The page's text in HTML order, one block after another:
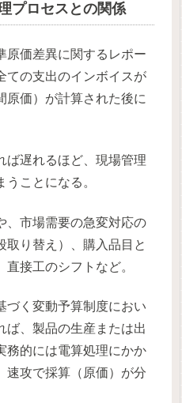
プロセスとの関係
原価差異に関するレポー
ての支出のインボイスが
原価）が計算された後に
ば遅れるほど、現場管理
ことになる。
、市場需要の急変対応の
取り替え）、購入品目と
接工のシフトなど。
づく変動予算制度におい
ば、製品の生産または出
務的には電算処理にかか
速攻で採算（原価）が分